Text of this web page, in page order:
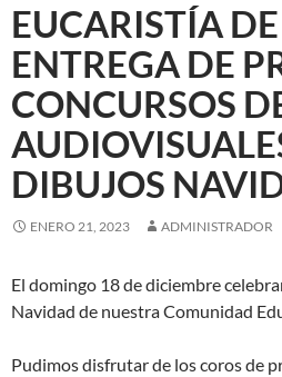
EUCARISTÍA
ENTREGA DE
CONCURSOS
DIBUJOS
ENERO 21, 2023 ADMINISTRADOR
El domingo 18 de diciembre
Navidad de nuestra Comunidad
Pudimos disfrutar de los coros de